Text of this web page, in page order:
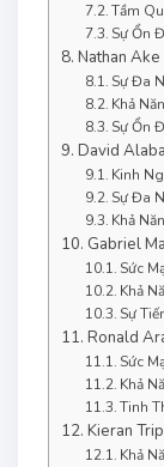
Tầm
Sự Ổn
Nathan Ake
Sự Đa
Khả
Sự Ổn
David Alaba
Kinh
Sự Đa
Khả
Gabriel
Sức
Khả
Sự
Ronald
Sức
Khả
Tinh
Kieran
Khả